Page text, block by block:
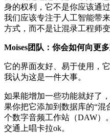
身的权利，它不是你应该通
我们应该专注于人工智能带
方式，而不是让混录工程师变
Moises团队：你会如何向更
它的界面友好、易于使用，
我认为这是一件大事。
如果能增加一些功能就好了
果你把它添加到数据库的“混
个数字音频工作站（DAW）
交通上唱卡拉ok。